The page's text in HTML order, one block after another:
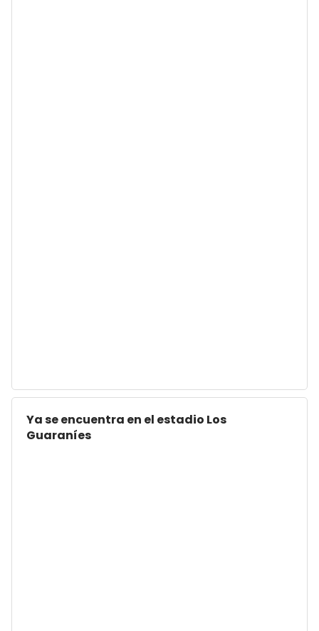
Ya se encuentra en el estadio Los
Guaraníes